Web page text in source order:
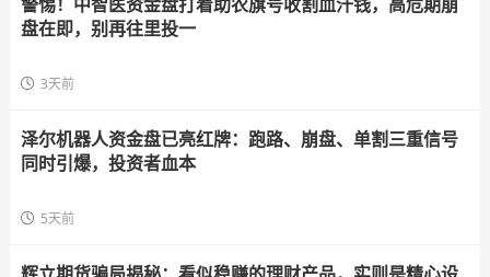
盘在即，别再往里投一
3天前
泽尔机器人资金盘已亮红牌：跑路、崩盘、单割三重信号
同时引爆，投资者血本
5天前